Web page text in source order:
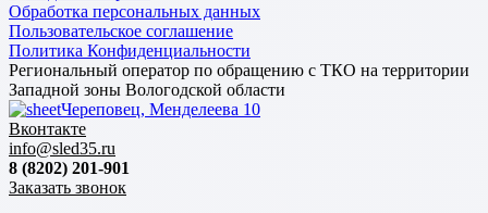
Обработка персональных данных
Пользовательское соглашение
Политика Конфиденциальности
Региональный оператор по обращению с ТКО на территории
Западной зоны Вологодской области
Череповец, Менделеева 10
Вконтакте
info@sled35.ru
8 (8202) 201-901
Заказать звонок